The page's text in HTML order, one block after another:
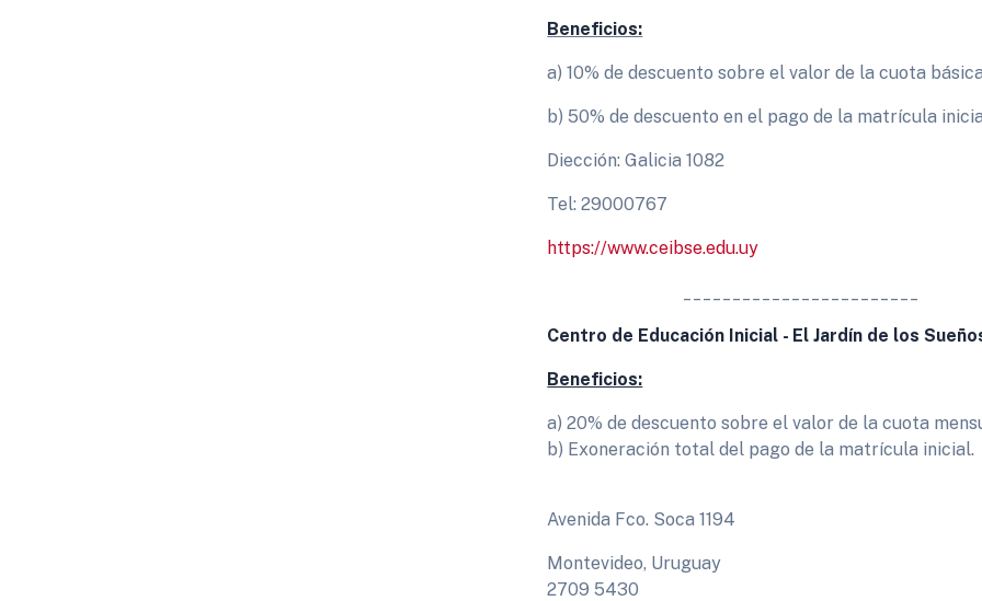
Beneficios:
a) 10% de descuento sobre el valor de la cuota básica
b) 50% de descuento en el pago de la matrícula
Diección: Galicia 1082
Tel: 29000767
https://www.ceibse.edu.uy
Centro de Educación Inicial - El Jardín de los
Beneficios:
a) 20% de descuento sobre el valor de la cuota
b) Exoneración total del pago de la matrícula inicial.
Avenida Fco. Soca 1194
Montevideo, Uruguay
2709 5430